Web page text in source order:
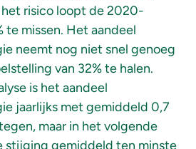
risico loopt de 2020-
te missen. Het aandeel
neemt nog niet snel genoeg
van 32% te halen.
is het aandeel
jaarlijks met gemiddeld 0,7
maar in het volgende
stijging gemiddeld ten minste